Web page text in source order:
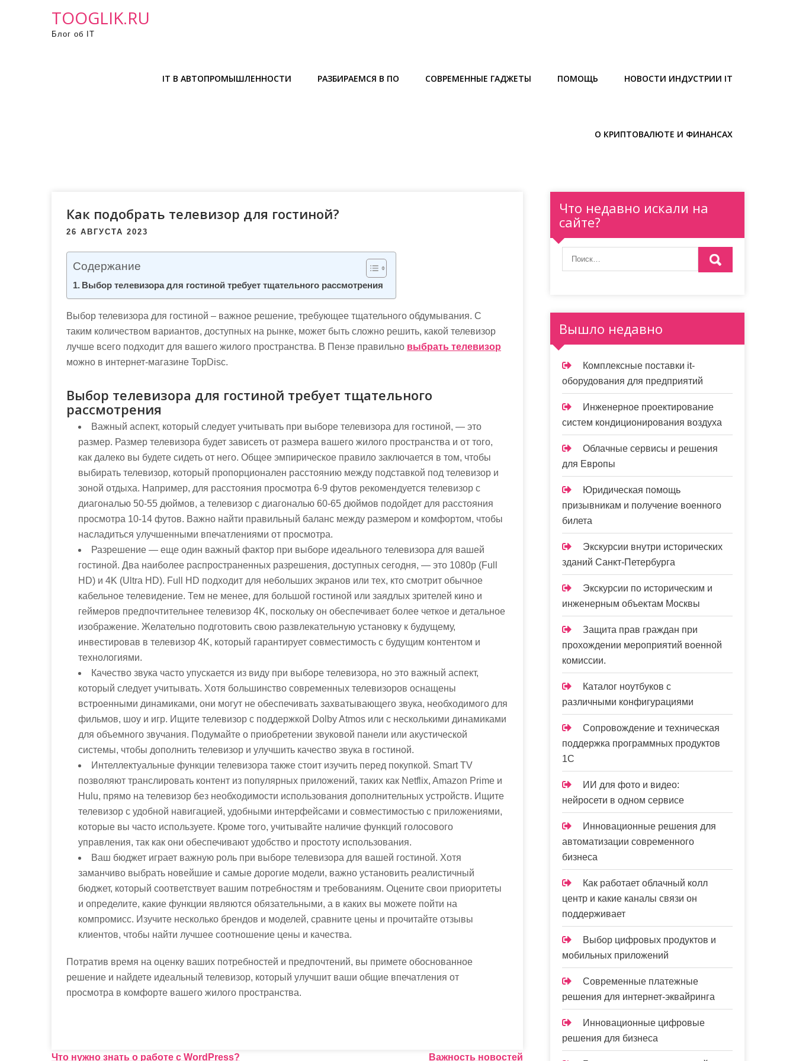
TOOGLIK.RU
Блог об IT
IT В АВТОПРОМЫШЛЕННОСТИ РАЗБИРАЕМСЯ В ПО СОВРЕМЕННЫЕ ГАДЖЕТЫ ПОМОЩЬ НОВОСТИ ИНДУСТРИИ IT
О КРИПТОВАЛЮТЕ И ФИНАНСАХ
Как подобрать телевизор для гостиной?
26 АВГУСТА 2023
Содержание
Выбор телевизора для гостиной требует тщательного рассмотрения
Выбор телевизора для гостиной – важное решение, требующее тщательного обдумывания. С
таким количеством вариантов, доступных на рынке, может быть сложно решить, какой телевизор
лучше всего подходит для вашего жилого пространства. В Пензе правильно выбрать телевизор
можно в интернет-магазине TopDisc.
Выбор телевизора для гостиной требует тщательного
рассмотрения
Важный аспект, который следует учитывать при выборе телевизора для гостиной, — это
размер. Размер телевизора будет зависеть от размера вашего жилого пространства и от того,
как далеко вы будете сидеть от него. Общее эмпирическое правило заключается в том, чтобы
выбирать телевизор, который пропорционален расстоянию между подставкой под телевизор и
зоной отдыха. Например, для расстояния просмотра 6-9 футов рекомендуется телевизор с
диагональю 50-55 дюймов, а телевизор с диагональю 60-65 дюймов подойдет для расстояния
просмотра 10-14 футов. Важно найти правильный баланс между размером и комфортом, чтобы
насладиться улучшенными впечатлениями от просмотра.
Разрешение — еще один важный фактор при выборе идеального телевизора для вашей
гостиной. Два наиболее распространенных разрешения, доступных сегодня, — это 1080p (Full
HD) и 4K (Ultra HD). Full HD подходит для небольших экранов или тех, кто смотрит обычное
кабельное телевидение. Тем не менее, для большой гостиной или заядлых зрителей кино и
геймеров предпочтительнее телевизор 4K, поскольку он обеспечивает более четкое и детальное
изображение. Желательно подготовить свою развлекательную установку к будущему,
инвестировав в телевизор 4K, который гарантирует совместимость с будущим контентом и
технологиями.
Качество звука часто упускается из виду при выборе телевизора, но это важный аспект,
который следует учитывать. Хотя большинство современных телевизоров оснащены
встроенными динамиками, они могут не обеспечивать захватывающего звука, необходимого для
фильмов, шоу и игр. Ищите телевизор с поддержкой Dolby Atmos или с несколькими динамиками
для объемного звучания. Подумайте о приобретении звуковой панели или акустической
системы, чтобы дополнить телевизор и улучшить качество звука в гостиной.
Интеллектуальные функции телевизора также стоит изучить перед покупкой. Smart TV
позволяют транслировать контент из популярных приложений, таких как Netflix, Amazon Prime и
Hulu, прямо на телевизор без необходимости использования дополнительных устройств. Ищите
телевизор с удобной навигацией, удобными интерфейсами и совместимостью с приложениями,
которые вы часто используете. Кроме того, учитывайте наличие функций голосового
управления, так как они обеспечивают удобство и простоту использования.
Ваш бюджет играет важную роль при выборе телевизора для вашей гостиной. Хотя
заманчиво выбрать новейшие и самые дорогие модели, важно установить реалистичный
бюджет, который соответствует вашим потребностям и требованиям. Оцените свои приоритеты
и определите, какие функции являются обязательными, а в каких вы можете пойти на
компромисс. Изучите несколько брендов и моделей, сравните цены и прочитайте отзывы
клиентов, чтобы найти лучшее соотношение цены и качества.
Потратив время на оценку ваших потребностей и предпочтений, вы примете обоснованное
решение и найдете идеальный телевизор, который улучшит ваши общие впечатления от
просмотра в комфорте вашего жилого пространства.
Что нужно знать о работе с WordPress? Важность новостей
Что недавно искали на
сайте?
Вышло недавно
Комплексные поставки it-
оборудования для предприятий
Инженерное проектирование
систем кондиционирования воздуха
Облачные сервисы и решения
для Европы
Юридическая помощь
призывникам и получение военного
билета
Экскурсии внутри исторических
зданий Санкт-Петербурга
Экскурсии по историческим и
инженерным объектам Москвы
Защита прав граждан при
прохождении мероприятий военной
комиссии.
Каталог ноутбуков с
различными конфигурациями
Сопровождение и техническая
поддержка программных продуктов
1С
ИИ для фото и видео:
нейросети в одном сервисе
Инновационные решения для
автоматизации современного
бизнеса
Как работает облачный колл
центр и какие каналы связи он
поддерживает
Выбор цифровых продуктов и
мобильных приложений
Современные платежные
решения для интернет-эквайринга
Инновационные цифровые
решения для бизнеса